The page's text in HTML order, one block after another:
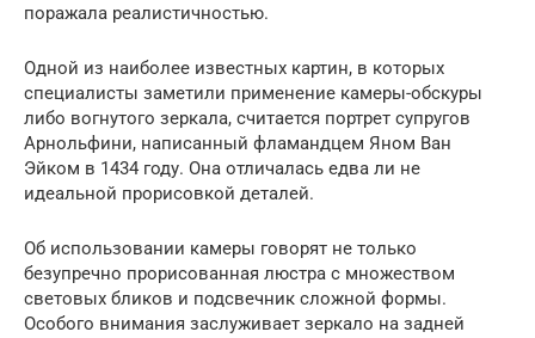
поражала реалистичностью.
Одной из наиболее известных картин, в которых
специалисты заметили применение камеры-обскуры
либо вогнутого зеркала, считается портрет супругов
Арнольфини, написанный фламандцем Яном Ван
Эйком в 1434 году. Она отличалась едва ли не
идеальной прорисовкой деталей.
Об использовании камеры говорят не только
безупречно прорисованная люстра с множеством
световых бликов и подсвечник сложной формы.
Особого внимания заслуживает зеркало на задней